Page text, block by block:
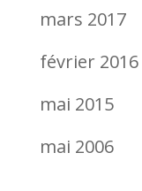
mars 2017
février 2016
mai 2015
mai 2006